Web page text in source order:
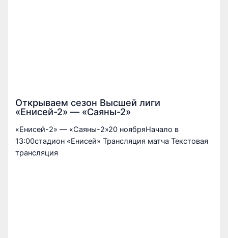
Открываем сезон Высшей лиги
«Енисей-2» — «Саяны-2»
«Енисей-2» — «Саяны-2»20 ноябряНачало в
13:00стадион «Енисей» Трансляция матча Текстовая
трансляция